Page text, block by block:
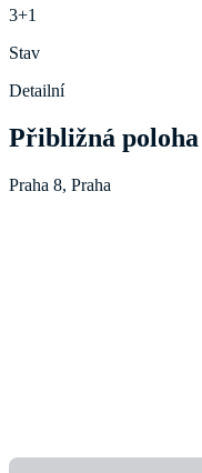
3+1
Stav
Detailní
Přibližná poloha
Praha 8, Praha